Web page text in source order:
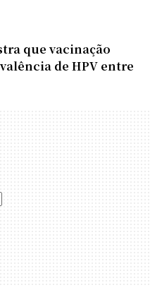
que vacinação
de HPV entre